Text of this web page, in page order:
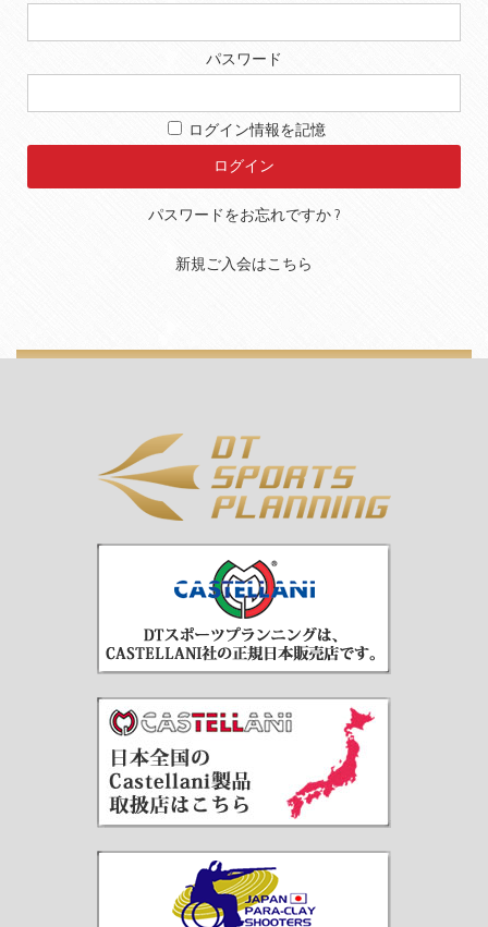
パスワード
ログイン情報を記憶
パスワードをお忘れですか ?
新規ご入会はこちら